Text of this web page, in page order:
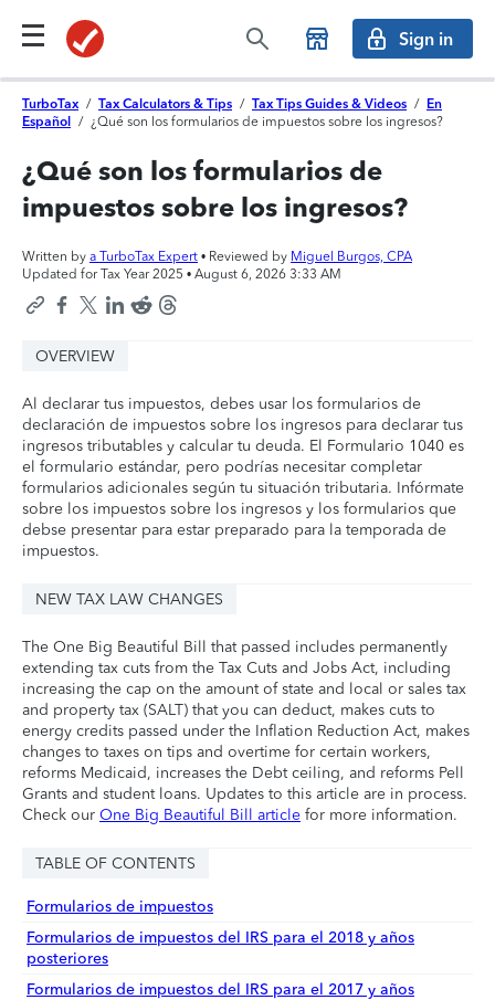
Sign in
TurboTax / Tax Calculators & Tips / Tax Tips Guides & Videos / En
Español
/ ¿Qué son los formularios de impuestos sobre los ingresos?
¿Qué son los formularios de
impuestos sobre los ingresos?
Written by a TurboTax Expert • Reviewed by Miguel Burgos, CPA
Updated for Tax Year 2025 • August 6, 2026 3:33 AM
OVERVIEW
Al declarar tus impuestos, debes usar los formularios de
declaración de impuestos sobre los ingresos para declarar tus
ingresos tributables y calcular tu deuda. El Formulario 1040 es
el formulario estándar, pero podrías necesitar completar
formularios adicionales según tu situación tributaria. Infórmate
sobre los impuestos sobre los ingresos y los formularios que
debse presentar para estar preparado para la temporada de
impuestos.
NEW TAX LAW CHANGES
The One Big Beautiful Bill that passed includes permanently
extending tax cuts from the Tax Cuts and Jobs Act, including
increasing the cap on the amount of state and local or sales tax
and property tax (SALT) that you can deduct, makes cuts to
energy credits passed under the Inflation Reduction Act, makes
changes to taxes on tips and overtime for certain workers,
reforms Medicaid, increases the Debt ceiling, and reforms Pell
Grants and student loans. Updates to this article are in process.
Check our One Big Beautiful Bill article for more information.
TABLE OF CONTENTS
Formularios de impuestos
Formularios de impuestos del IRS para el 2018 y años
posteriores
Formularios de impuestos del IRS para el 2017 y años